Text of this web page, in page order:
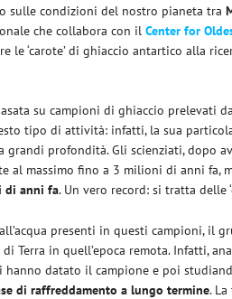
sulle condizioni del nostro pianeta tra
che collabora con ilCenter for
le ‘carote’ di ghiaccio antartico alla
su campioni di ghiaccio prelevati
tipo di attività: infatti, la sua
grandi profondità. Gli scienziati,
al massimo fino a 3 milioni di anni fa,
di anni fa. Un vero record: si tratta delle
presenti in questi campioni, il
Terra in quell’epoca remota. Infatti,
hanno datato il campione e poi
di raffreddamento a lungo termine.